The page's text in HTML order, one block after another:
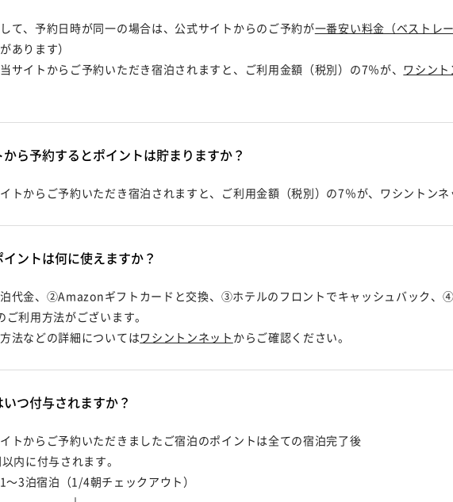
て、予約日時が同一の場合は、公式サイトからのご予約が一番安い料金（ベストレー
あります）
サイトからご予約いただき宿泊されますと、ご利用金額（税別）の7％が、 ワシン
ら予約するとポイントは貯まりますか？
トからご予約いただき宿泊されますと、ご利用金額（税別）の7％が、ワシントンネ
ントは何に使えますか？
代金、②Amazonギフトカードと交換、③ホテルのフロントでキャッシュバック、
ご利用方法がございます。
法などの詳細についてはワシントンネット からご確認ください。
つ付与されますか？
トからご予約いただきましたご宿泊のポイントは全ての宿泊完了後
内に付与されます。
～3泊宿泊（1/4朝チェックアウト）